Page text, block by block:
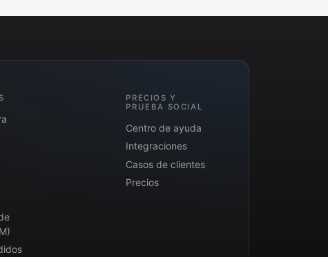
PRECIOS Y
PRUEBA SOCIAL
Centro de ayuda
Integraciones
Casos de clientes
Precios